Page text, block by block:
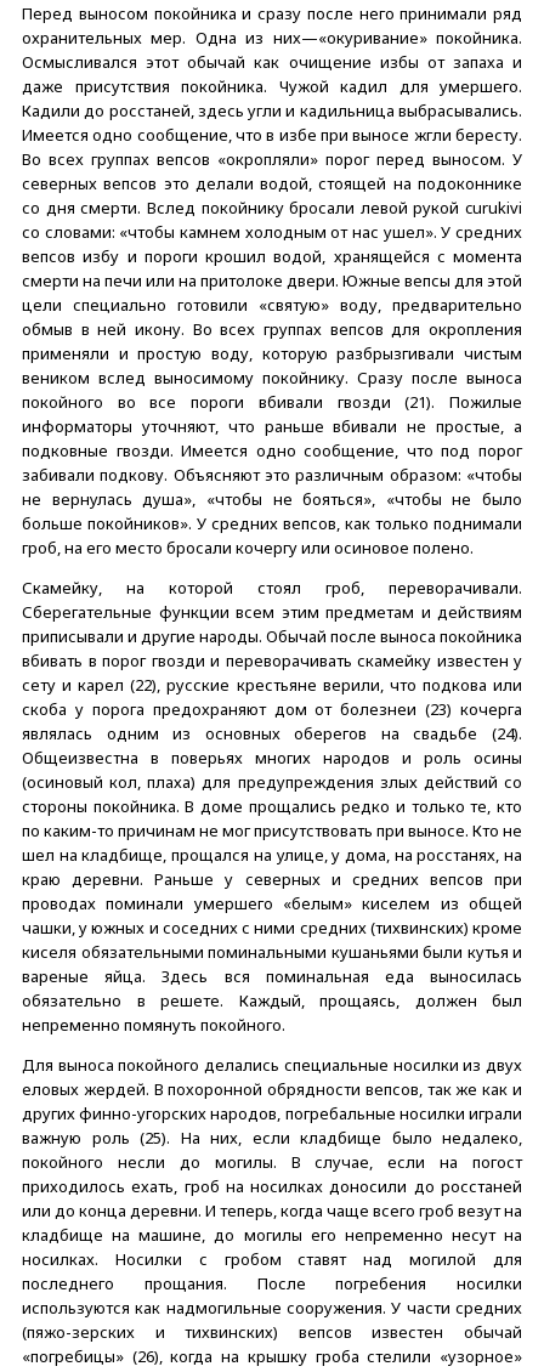
Перед выносом покойника и сразу после него принимали ряд
охранительных мер. Одна из них—«окуривание» покойника.
Осмысливался этот обычай как очищение избы от запаха и
даже присутствия покойника. Чужой кадил для умершего.
Кадили до росстаней, здесь угли и кадильница выбрасывались.
Имеется одно сообщение, что в избе при выносе жгли бересту.
Во всех группах вепсов «окропляли» порог перед выносом. У
северных вепсов это делали водой, стоящей на подоконнике
со дня смерти. Вслед покойнику бросали левой рукой curukivi
со словами: «чтобы камнем холодным от нас ушел». У средних
вепсов избу и пороги крошил водой, хранящейся с момента
смерти на печи или на притолоке двери. Южные вепсы для этой
цели специально готовили «святую» воду, предварительно
обмыв в ней икону. Во всех группах вепсов для окропления
применяли и простую воду, которую разбрызгивали чистым
веником вслед выносимому покойнику. Сразу после выноса
покойного во все пороги вбивали гвозди (21). Пожилые
информаторы уточняют, что раньше вбивали не простые, а
подковные гвозди. Имеется одно сообщение, что под порог
забивали подкову. Объясняют это различным образом: «чтобы
не вернулась душа», «чтобы не бояться», «чтобы не было
больше покойников». У средних вепсов, как только поднимали
гроб, на его место бросали кочергу или осиновое полено.
Скамейку, на которой стоял гроб, переворачивали.
Сберегательные функции всем этим предметам и действиям
приписывали и другие народы. Обычай после выноса покойника
вбивать в порог гвозди и переворачивать скамейку известен у
сету и карел (22), русские крестьяне верили, что подкова или
скоба у порога предохраняют дом от болезнеи (23) кочеpгa
являлась одним из основных оберегов на свадьбе (24).
Общеизвестна в поверьях многих народов и роль осины
(осиновый кол, плаха) для предупреждения злых действий со
стороны покойника. В доме прощались редко и только те, кто
по каким-то причинам не мог присутствовать при выносе. Кто не
шел на кладбище, прощался на улице, у дома, на росстанях, на
краю деревни. Раньше у северных и средних вепсов при
проводах поминали умершего «белым» киселем из общей
чашки, у южных и соседних с ними средних (тихвинских) кроме
киселя обязательными поминальными кушаньями были кутья и
вареные яйца. Здесь вся поминальная еда выносилась
обязательно в решете. Каждый, прощаясь, должен был
непременно помянуть покойного.
Для выноса покойного делались специальные носилки из двух
еловых жердей. В похоронной обрядности вепсов, так же как и
других финно-угорских народов, погребальные носилки играли
важную роль (25). На них, если кладбище было недалеко,
покойного несли до могилы. В случае, если на погост
приходилось ехать, гроб на носилках доносили до росстаней
или до конца деревни. И теперь, когда чаще всего гроб везут на
кладбище на машине, до могилы его непременно несут на
носилках. Носилки с гробом ставят над могилой для
последнего прощания. После погребения носилки
используются как надмогильные сооружения. У части средних
(пяжо-зерских и тихвинских) вепсов известен обычай
«погребицы» (26), когда на крышку гроба стелили «узорное»